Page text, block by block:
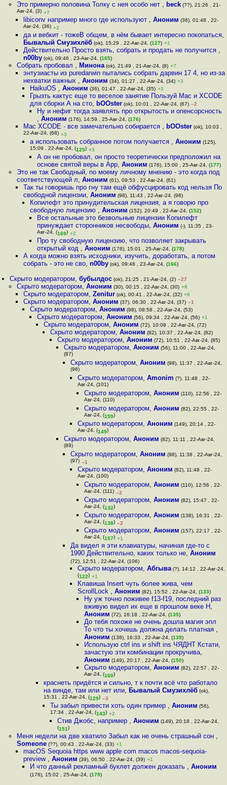
Это примерно половина Толку с нея особо нет , beck(??), 21:26 , 21-
Авг-24, (3) +7
libiconv например много где используют , Аноним (36), 01:48 , 22-
Авг-24, (36) +2
да и вебкит - тожеВ общем, в нём бывает интересно покопаться,
Бывалый Смузихлёб(ok), 15:29 , 22-Авг-24, (127) +1
Действительно Просто взять, собрать и продать не получится ,
n00by(ok), 09:46 , 23-Авг-24, (165)
Собрать пробовал , Минона(ok), 21:49 , 21-Авг-24, (8) +7
энтузиасты из puredarwin пытались собрать дарвин 17 4, но из-за
нехватки важных , Аноним (34), 01:27 , 22-Авг-24, (34) +3
HaikuOS ,Аноним (36), 01:47 , 22-Авг-24, (35) +3
Грызть кактус еще то веселое занятие Пользуй Mac и XCODE
для сборки А на сто, bOOster (ok), 10:01 , 22-Авг-24, (67) –2
Ну и нефиг тогда заявлять про открытость и опенсорсность
, Аноним (176), 14:59 , 25-Авг-24, (176)
Mac XCODE - все замечательно собирается , bOOster(ok), 10:03 ,
22-Авг-24, (68) +3
а использовать собранное потом получается ,Аноним (125),
15:09 , 22-Авг-24, (125) +3
А он не пробовал, он просто теоретически предположил на
основе святой веры в App, Аноним (176), 15:00 , 25-Авг-24, (177)
Это не так Свободный, по моему личному мнению - это когда под
соответствующей л, Аноним (61), 09:53 , 22-Авг-24, (61)
Так ты говоришь про гну там ещё обфусцировать код нельзя По
свободной лицензии, Аноним (98), 11:43 , 22-Авг-24, (98)
Копилефт это принудительская лицензия, а я говорю про
свободную лицензию ,Аноним (152), 20:49 , 22-Авг-24, (152)
Все остальные это безвольные лицензии Копилефт
принуждает сторонников несвободы, Аноним (-), 11:35 , 23-
Авг-24, (169) +2
Про ту свободную лицензию, что позволяет закрывать
открытый код , Аноним (176), 15:01 , 25-Авг-24, (178)
А когда можно взять исходники, изучить, доработать, а потом
собрать - это не сво, n00by(ok), 09:48 , 23-Авг-24, (166)
Скрыто модератором,бубылдос (ok), 21:25 , 21-Авг-24, (2) –27
Скрыто модератором, Аноним (30), 00:15 , 22-Авг-24, (30) +8
Скрыто модератором, Zenitur(ok), 00:41 , 22-Авг-24, (32) +8
Скрыто модератором, Аноним (37), 06:30 , 22-Авг-24, (37) –1
Скрыто модератором,Аноним (98), 08:58 , 22-Авг-24, (53)
Скрыто модератором, Аноним (56), 09:34 , 22-Авг-24, (56) +1
Скрыто модератором, Аноним (72), 10:08 , 22-Авг-24, (72)
Скрыто модератором,Аноним (82), 10:37 , 22-Авг-24, (82)
Скрыто модератором, Аноним (72), 10:51 , 22-Авг-24, (85)
Скрыто модератором, Аноним (56), 11:00 , 22-Авг-24,
(87)
Скрыто модератором,Аноним (98), 11:37 , 22-Авг-24,
(96)
Скрыто модератором, Amonim (?), 11:48 , 22-
Авг-24, (101)
Скрыто модератором, Аноним (110), 12:56 , 22-
Авг-24, (110)
Скрыто модератором, Аноним (82), 22:55 , 22-
Авг-24, (159)
Скрыто модератором, Аноним (149), 20:14 , 22-
Авг-24, (149)
Скрыто модератором, Аноним (82), 11:11 , 22-Авг-24,
(89)
Скрыто модератором,Аноним (98), 11:38 , 22-Авг-24,
(97) –1
Скрыто модератором, Аноним (82), 11:48 , 22-
Авг-24, (100)
Скрыто модератором, Аноним (110), 12:56 , 22-
Авг-24, (111) –2
Скрыто модератором, Аноним (82), 15:47 , 22-
Авг-24, (132)
Скрыто модератором, Аноним (138), 16:31 , 22-
Авг-24, (138) –2
Скрыто модератором, Аноним (157), 22:17 , 22-
Авг-24, (157) +1
Да видел я эти клавиатуры, начиная где-то с
1990 Действительно, каких только не,Аноним
(72), 12:51 , 22-Авг-24, (106)
Скрыто модератором, Абгыва(?), 14:12 , 22-Авг-24,
(122) +1
Клавиша Insert чуть более жива, чем
ScrollLock , Аноним (82), 15:52 , 22-Авг-24, (133)
Ну уж точно поживее f13-f19, последний раз
вживую видел их еще в прошлом веке Н,
Аноним (72), 16:18 , 22-Авг-24, (135)
До тебя похоже не очень дошла магия эпл
То что ты хочешь должна делать платная ,
Аноним (138), 16:33 , 22-Авг-24, (139)
Использую ctrl ins и shift ins ЧЯДНТ Кстати,
зачастую эти комбинации прокручива,
Аноним (149), 20:17 , 22-Авг-24, (150)
Скрыто модератором, Аноним (82), 22:57 , 22-
Авг-24, (160)
краснеть придётся и сильно, т к почти всё что работало
на винде, там или нет или, Бывалый Смузихлёб(ok),
15:31 , 22-Авг-24, (129) –3
Ты забыл привести хоть один пример ,Аноним (56),
17:34 , 22-Авг-24, (143) +2
Стив Джобс, например , Аноним (149), 20:18 , 22-Авг-24,
(151)
Меня недели на две хватило Забыл как не очень страшный сон ,
Someone(??), 00:43 , 22-Авг-24, (33) +1
macOS Sequoia https www apple com macos macos-sequoia-
preview , Аноним (39), 06:50 , 22-Авг-24, (39) +1
И что данный рекламный буклет должен доказать ,Аноним
(176), 15:02 , 25-Авг-24, (179)